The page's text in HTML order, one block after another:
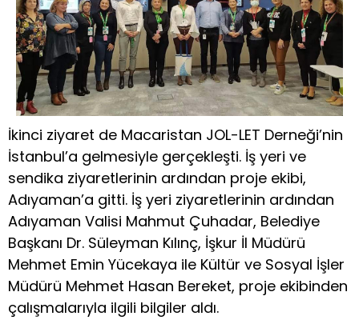
İkinci ziyaret de Macaristan JOL-LET Derneği’nin
İstanbul’a gelmesiyle gerçekleşti. İş yeri ve
sendika ziyaretlerinin ardından proje ekibi,
Adıyaman’a gitti. İş yeri ziyaretlerinin ardından
Adıyaman Valisi Mahmut Çuhadar, Belediye
Başkanı Dr. Süleyman Kılınç, İşkur İl Müdürü
Mehmet Emin Yücekaya ile Kültür ve Sosyal İşler
Müdürü Mehmet Hasan Bereket, proje ekibinden
çalışmalarıyla ilgili bilgiler aldı.